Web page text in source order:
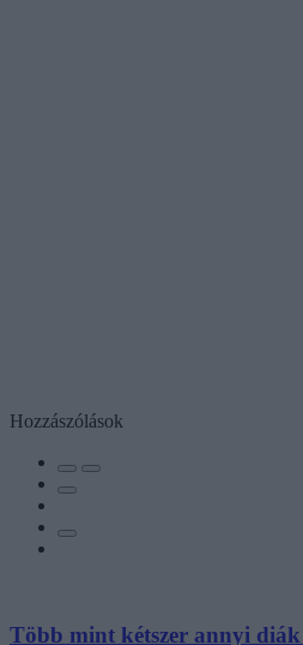
Hozzászólások
Több mint kétszer annyi